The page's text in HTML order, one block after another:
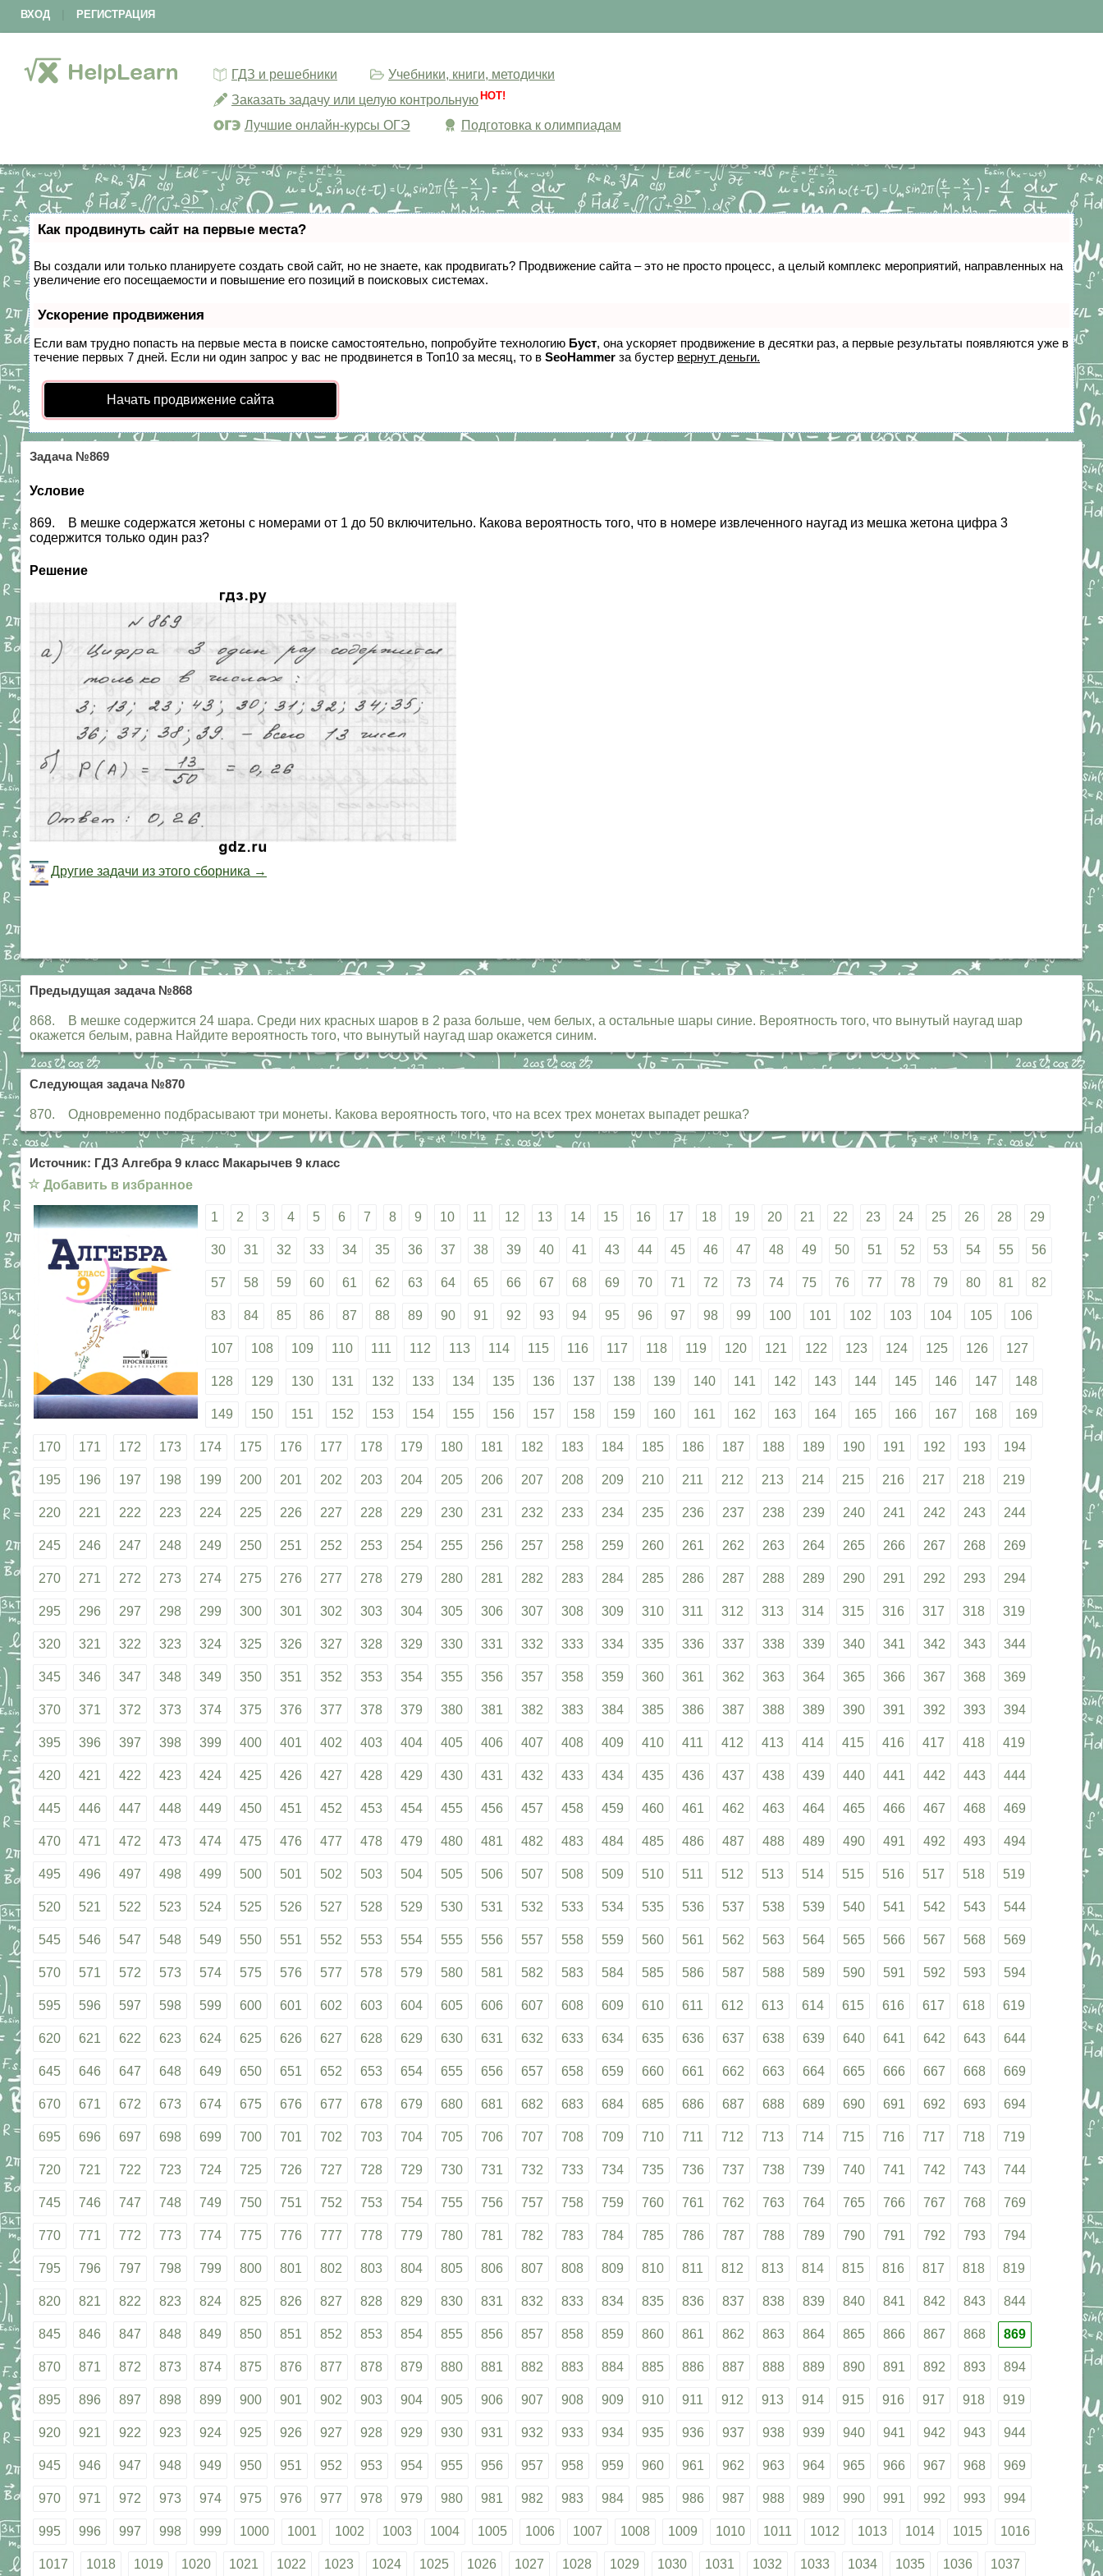
ВХОД РЕГИСТРАЦИЯ
ГДЗ и решебники
Учебники, книги, методички
Заказать задачу или целую контрольную HOT!
Лучшие онлайн-курсы ОГЭ Подготовка к олимпиадам
Как продвинуть сайт на первые места?
Вы создали или только планируете создать свой сайт, но не знаете, как продвигать? Продвижение сайта – это не просто процесс, а целый комплекс мероприятий, направленных на
увеличение его посещаемости и повышение его позиций в поисковых системах.
Ускорение продвижения
Если вам трудно попасть на первые места в поиске самостоятельно, попробуйте технологию Буст, она ускоряет продвижение в десятки раз, а первые результаты появляются уже в
течение первых 7 дней. Если ни один запрос у вас не продвинется в Топ10 за месяц, то в SeoHammer за бустер вернут деньги.
Начать продвижение сайта
Задача №869
Условие
869. В мешке содержатся жетоны с номерами от 1 до 50 включительно. Какова вероятность того, что в номере извлеченного наугад из мешка жетона цифра 3
содержится только один раз?
Решение
Другие задачи из этого сборника →
Предыдущая задача №868
868. В мешке содержится 24 шара. Среди них красных шаров в 2 раза больше, чем белых, а остальные шары синие. Вероятность того, что вынутый наугад шар
окажется белым, равна Найдите вероятность того, что вынутый наугад шар окажется синим.
Следующая задача №870
870. Одновременно подбрасывают три монеты. Какова вероятность того, что на всех трех монетах выпадет решка?
Источник: ГДЗ Алгебра 9 класс Макарычев 9 класс
☆ Добавить в избранное
1 2 3 4 5 6 7 8 9 10 11 12 13 14 15 16 17 18 19 20 21 22 23 24 25 26 28 29
30 31 32 33 34 35 36 37 38 39 40 41 43 44 45 46 47 48 49 50 51 52 53 54 55 56
57 58 59 60 61 62 63 64 65 66 67 68 69 70 71 72 73 74 75 76 77 78 79 80 81 82
83 84 85 86 87 88 89 90 91 92 93 94 95 96 97 98 99 100 101 102 103 104 105 106
107 108 109 110 111 112 113 114 115 116 117 118 119 120 121 122 123 124 125 126 127
128 129 130 131 132 133 134 135 136 137 138 139 140 141 142 143 144 145 146 147 148
149 150 151 152 153 154 155 156 157 158 159 160 161 162 163 164 165 166 167 168 169
170 171 172 173 174 175 176 177 178 179 180 181 182 183 184 185 186 187 188 189 190 191 192 193 194
195 196 197 198 199 200 201 202 203 204 205 206 207 208 209 210 211 212 213 214 215 216 217 218 219
220 221 222 223 224 225 226 227 228 229 230 231 232 233 234 235 236 237 238 239 240 241 242 243 244
245 246 247 248 249 250 251 252 253 254 255 256 257 258 259 260 261 262 263 264 265 266 267 268 269
270 271 272 273 274 275 276 277 278 279 280 281 282 283 284 285 286 287 288 289 290 291 292 293 294
295 296 297 298 299 300 301 302 303 304 305 306 307 308 309 310 311 312 313 314 315 316 317 318 319
320 321 322 323 324 325 326 327 328 329 330 331 332 333 334 335 336 337 338 339 340 341 342 343 344
345 346 347 348 349 350 351 352 353 354 355 356 357 358 359 360 361 362 363 364 365 366 367 368 369
370 371 372 373 374 375 376 377 378 379 380 381 382 383 384 385 386 387 388 389 390 391 392 393 394
395 396 397 398 399 400 401 402 403 404 405 406 407 408 409 410 411 412 413 414 415 416 417 418 419
420 421 422 423 424 425 426 427 428 429 430 431 432 433 434 435 436 437 438 439 440 441 442 443 444
445 446 447 448 449 450 451 452 453 454 455 456 457 458 459 460 461 462 463 464 465 466 467 468 469
470 471 472 473 474 475 476 477 478 479 480 481 482 483 484 485 486 487 488 489 490 491 492 493 494
495 496 497 498 499 500 501 502 503 504 505 506 507 508 509 510 511 512 513 514 515 516 517 518 519
520 521 522 523 524 525 526 527 528 529 530 531 532 533 534 535 536 537 538 539 540 541 542 543 544
545 546 547 548 549 550 551 552 553 554 555 556 557 558 559 560 561 562 563 564 565 566 567 568 569
570 571 572 573 574 575 576 577 578 579 580 581 582 583 584 585 586 587 588 589 590 591 592 593 594
595 596 597 598 599 600 601 602 603 604 605 606 607 608 609 610 611 612 613 614 615 616 617 618 619
620 621 622 623 624 625 626 627 628 629 630 631 632 633 634 635 636 637 638 639 640 641 642 643 644
645 646 647 648 649 650 651 652 653 654 655 656 657 658 659 660 661 662 663 664 665 666 667 668 669
670 671 672 673 674 675 676 677 678 679 680 681 682 683 684 685 686 687 688 689 690 691 692 693 694
695 696 697 698 699 700 701 702 703 704 705 706 707 708 709 710 711 712 713 714 715 716 717 718 719
720 721 722 723 724 725 726 727 728 729 730 731 732 733 734 735 736 737 738 739 740 741 742 743 744
745 746 747 748 749 750 751 752 753 754 755 756 757 758 759 760 761 762 763 764 765 766 767 768 769
770 771 772 773 774 775 776 777 778 779 780 781 782 783 784 785 786 787 788 789 790 791 792 793 794
795 796 797 798 799 800 801 802 803 804 805 806 807 808 809 810 811 812 813 814 815 816 817 818 819
820 821 822 823 824 825 826 827 828 829 830 831 832 833 834 835 836 837 838 839 840 841 842 843 844
845 846 847 848 849 850 851 852 853 854 855 856 857 858 859 860 861 862 863 864 865 866 867 868 869
870 871 872 873 874 875 876 877 878 879 880 881 882 883 884 885 886 887 888 889 890 891 892 893 894
895 896 897 898 899 900 901 902 903 904 905 906 907 908 909 910 911 912 913 914 915 916 917 918 919
920 921 922 923 924 925 926 927 928 929 930 931 932 933 934 935 936 937 938 939 940 941 942 943 944
945 946 947 948 949 950 951 952 953 954 955 956 957 958 959 960 961 962 963 964 965 966 967 968 969
970 971 972 973 974 975 976 977 978 979 980 981 982 983 984 985 986 987 988 989 990 991 992 993 994
995 996 997 998 999 1000 1001 1002 1003 1004 1005 1006 1007 1008 1009 1010 1011 1012 1013 1014 1015 1016
1017 1018 1019 1020 1021 1022 1023 1024 1025 1026 1027 1028 1029 1030 1031 1032 1033 1034 1035 1036 1037